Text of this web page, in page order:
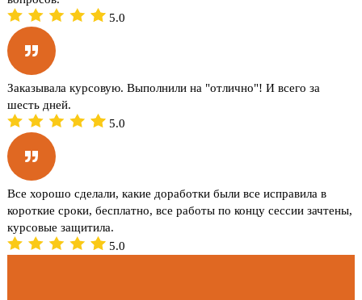
5.0
Заказывала курсовую. Выполнили на "отлично"! И всего за
шесть дней.
5.0
Все хорошо сделали, какие доработки были все исправила в
короткие сроки, бесплатно, все работы по концу сессии зачтены,
курсовые защитила.
5.0